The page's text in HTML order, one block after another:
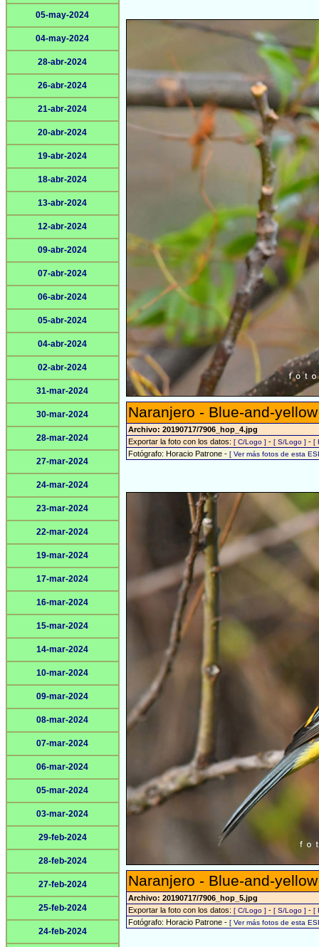
05-may-2024
04-may-2024
28-abr-2024
26-abr-2024
21-abr-2024
20-abr-2024
19-abr-2024
18-abr-2024
13-abr-2024
12-abr-2024
09-abr-2024
07-abr-2024
06-abr-2024
05-abr-2024
04-abr-2024
02-abr-2024
31-mar-2024
30-mar-2024
28-mar-2024
27-mar-2024
24-mar-2024
23-mar-2024
22-mar-2024
19-mar-2024
17-mar-2024
16-mar-2024
15-mar-2024
14-mar-2024
10-mar-2024
09-mar-2024
08-mar-2024
07-mar-2024
06-mar-2024
05-mar-2024
03-mar-2024
29-feb-2024
28-feb-2024
27-feb-2024
25-feb-2024
24-feb-2024
Naranjero - Blue-and-
Archivo: 20190717/7906_hop_4.jpg
Exportar la foto con los datos: [ C/Logo ] - [ S/Logo ] - [
Fotógrafo: Horacio Patrone - [ Ver más fotos de esta
Naranjero - Blue-and-
Archivo: 20190717/7906_hop_5.jpg
Exportar la foto con los datos: [ C/Logo ] - [ S/Logo ] - [
Fotógrafo: Horacio Patrone - [ Ver más fotos de esta